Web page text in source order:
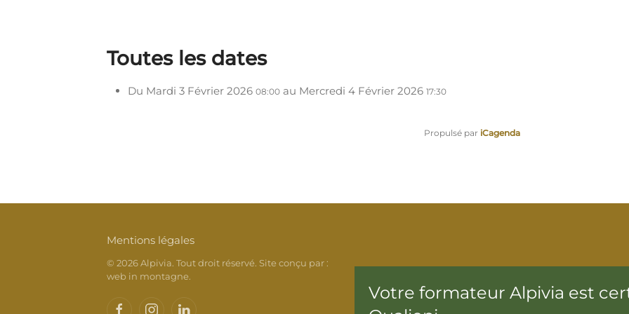
Toutes les dates
Du Mardi 3 Février 2026 08:00 au Mercredi 4 Février 2026 17:30
Propulsé par iCagenda
Mentions légales
© 2026Alpivia. Tout droit réservé. Site conçu par :
web in montagne.
Votre formateur Alpivia est